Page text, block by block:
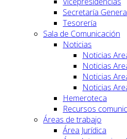
Secretaría
Tesorería
Sala de Comunicación
Noticias
Noticias
Noticias
Noticias
Noticias
Hemeroteca
Recursos
Áreas de trabajo
Área Jurídica